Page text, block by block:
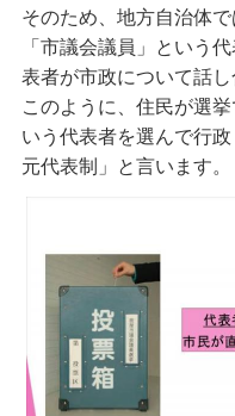
そのため、地方自治体
「市議会議員」という
表者が市政について話し
このように、住民が選
いう代表者を選んで行
元代表制」と言います。